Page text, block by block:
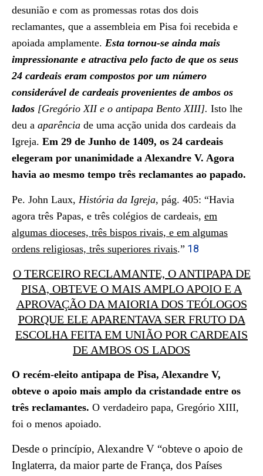
desunião e com as promessas rotas dos dois
reclamantes, que a assembleia em Pisa foi recebida e
apoiada amplamente. Esta tornou-se ainda mais
impressionante e atractiva pelo facto de que os seus
24 cardeais eram compostos por um número
considerável de cardeais provenientes de ambos os
lados [Gregório XII e o antipapa Bento XIII]. Isto lhe
deu a aparência de uma acção unida dos cardeais da
Igreja. Em 29 de Junho de 1409, os 24 cardeais
elegeram por unanimidade a Alexandre V. Agora
havia ao mesmo tempo três reclamantes ao papado.
Pe. John Laux, História da Igreja, pág. 405: “Havia
agora três Papas, e três colégios de cardeais, em
algumas dioceses, três bispos rivais, e em algumas
ordens religiosas, três superiores rivais.” 18
O TERCEIRO RECLAMANTE, O ANTIPAPA DE
PISA, OBTEVE O MAIS AMPLO APOIO E A
APROVAÇÃO DA MAIORIA DOS TEÓLOGOS
PORQUE ELE APARENTAVA SER FRUTO DA
ESCOLHA FEITA EM UNIÃO POR CARDEAIS
DE AMBOS OS LADOS
O recém-eleito antipapa de Pisa, Alexandre V,
obteve o apoio mais amplo da cristandade entre os
três reclamantes. O verdadeiro papa, Gregório XIII,
foi o menos apoiado.
Desde o princípio, Alexandre V “obteve o apoio de
Inglaterra, da maior parte de França, dos Países